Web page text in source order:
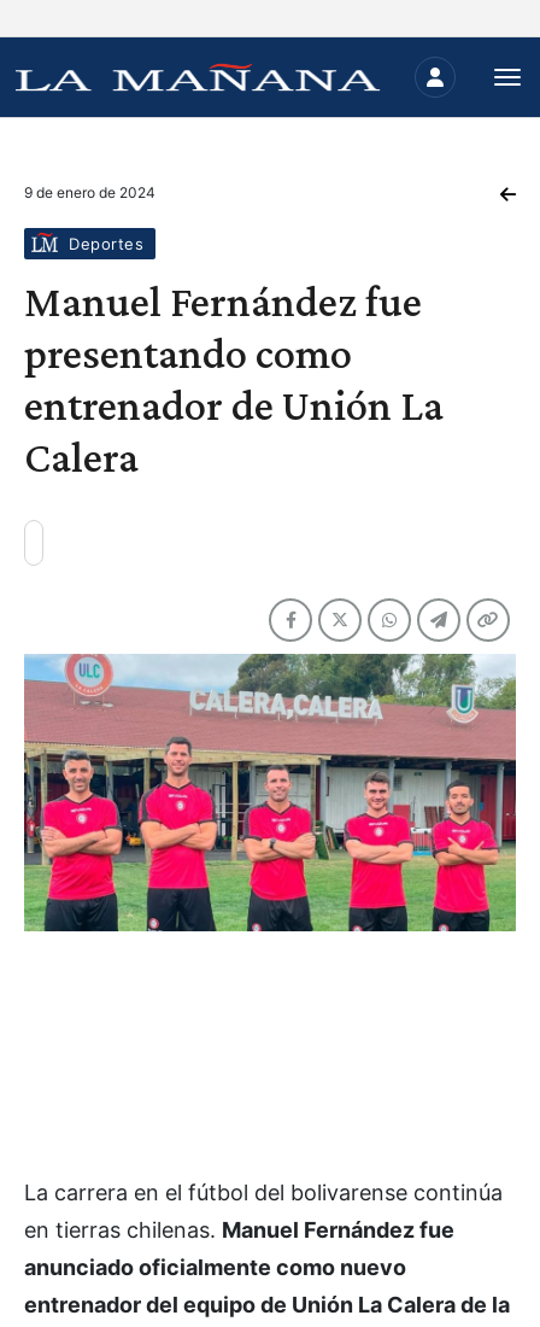
9 de enero de 2024
Deportes
Manuel Fernández fue
presentando como
entrenador de Unión La
Calera
La carrera en el fútbol del bolivarense continúa
en tierras chilenas. Manuel Fernández fue
anunciado oficialmente como nuevo
entrenador del equipo de Unión La Calera de la